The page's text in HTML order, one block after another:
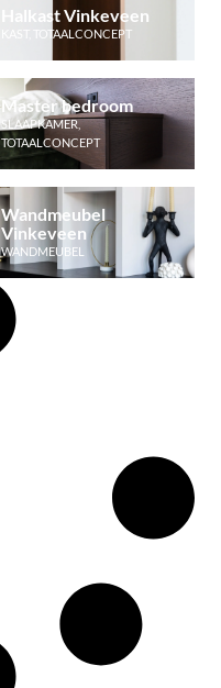
Halkast Vinkeveen
TOTAALCONCEPT
Master bedroom
SLAAPKAMER,
TOTAALCONCEPT
Wandmeubel
Vinkeveen
WANDMEUBEL